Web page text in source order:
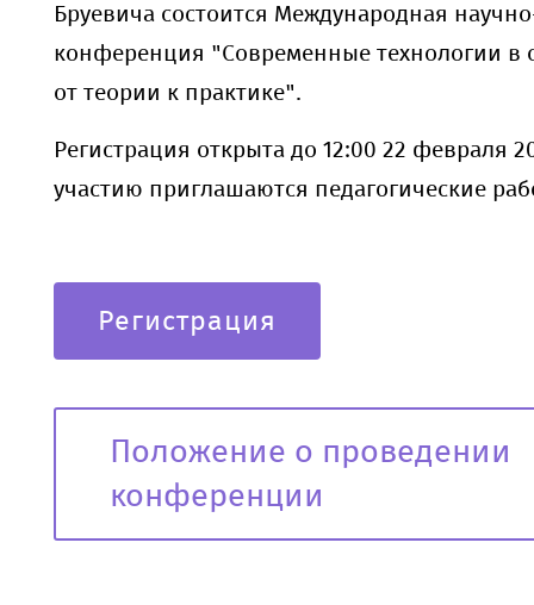
Бруевича состоится Международная
конференция "Современные технологии в
от теории к практике".
Регистрация открыта до 12:00 22 февраля
участию приглашаются педагогические
Регистрация
Положение о проведении
конференции